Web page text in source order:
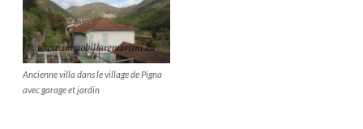
Ancienne villa dans le village de Pigna
avec garage et jardin